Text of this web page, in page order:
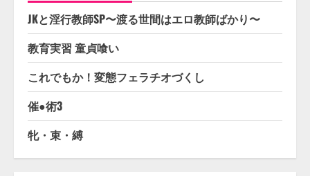
JKと淫行教師SP〜渡る世間はエロ教師ばかり〜
教育実習 童貞喰い
これでもか！変態フェラチオづくし
催●術3
牝・束・縛